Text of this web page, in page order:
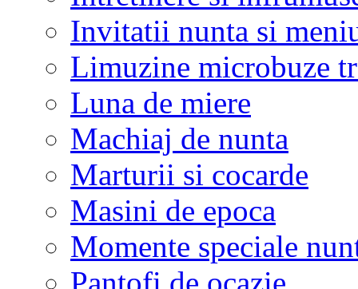
Invitatii nunta si
Limuzine microbuze
Luna de miere
Machiaj de nunta
Marturii si cocarde
Masini de epoca
Momente speciale
Pantofi de ocazie